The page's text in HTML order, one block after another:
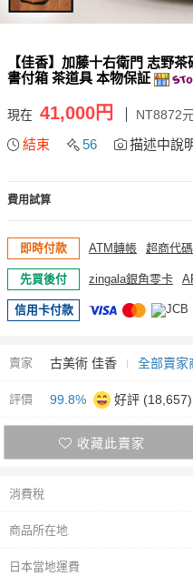
【佳香】加藤十右衛門 志野
書付箱 茶道具 本物保証
現在 41,000円 NT8872
結束 56 描述中說
費用試算
即時付款 ATM轉帳 超商代
先買後付 zingala銀角零卡
信用卡付款
賣家 古美術 佳香 全部賣家
評價 99.8% 好評 (18,657)
收藏此賣家
消費稅
商品所在地
日本當地運費